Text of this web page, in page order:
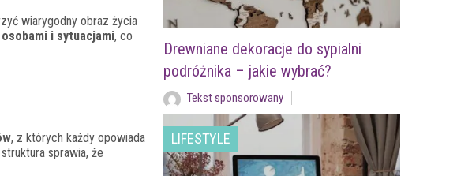
wiarygodny obraz życia
i sytuacjami, co
, z których każdy opowiada
sprawia, że
Drewniane dekoracje do sypialni
podróżnika – jakie wybrać?
Tekst sponsorowany
LIFESTYLE